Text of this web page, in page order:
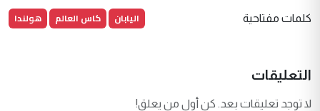
كلمات مفتاحية اليابان كاس العالم هولندا
التعليقات
لا توجد تعليقات بعد. كن أول من يعلق!